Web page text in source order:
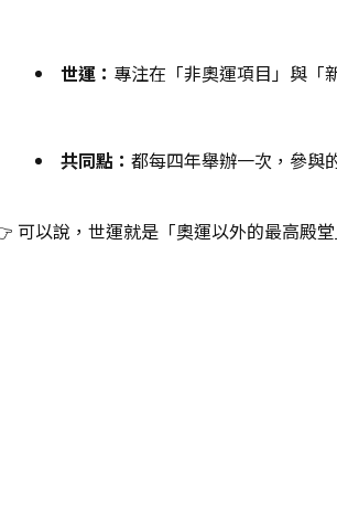
世運： 專注在「非奧運項目」與「
共同點： 都每四年舉辦一次，參與
可以說，世運就是「奧運以外的最高殿